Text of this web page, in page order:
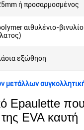
ή προσαρμοσμένος
αιθυλένιο-
εξώθηση
μετάλλων
Epaulette
EVA καυτή